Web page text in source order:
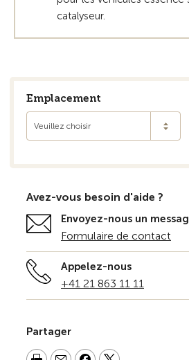
catalyseur.
Emplacement
Veuillez choisir
Avez-vous besoin d'aide ?
Envoyez-nous un
Formulaire de contact
Appelez-nous
+41 21 863 11 11
Partager